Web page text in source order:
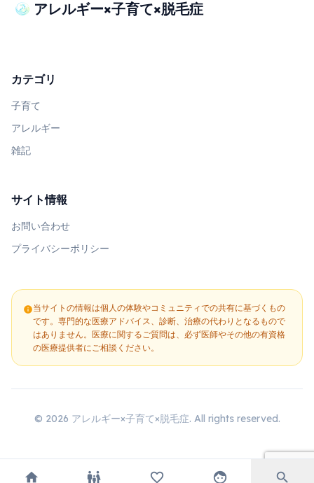
アレルギー×子育て×脱毛症
カテゴリ
子育て
アレルギー
雑記
サイト情報
お問い合わせ
プライバシーポリシー
info当サイトの情報は個人の体験やコミュニティでの共有に基づくもの
です。専門的な医療アドバイス、診断、治療の代わりとなるもので
はありません。医療に関するご質問は、必ず医師やその他の有資格
の医療提供者にご相談ください。
© 2026 アレルギー×子育て×脱毛症. All rights reserved.
home family_restroom favorite_border face search